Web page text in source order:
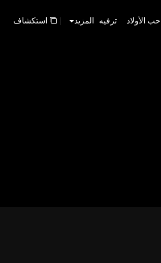
حب الأولاد ترفيه المزيد | استكشاف